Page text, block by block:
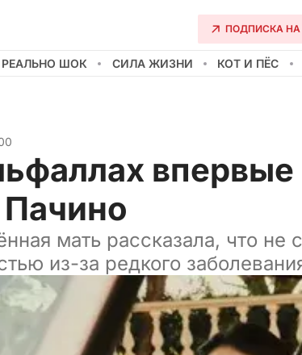
ПОДПИСКА НА
РЕАЛЬНО ШОК СИЛА ЖИЗНИ КОТ И ПЁС
впервые
мать рассказала, что не
из-за редкого